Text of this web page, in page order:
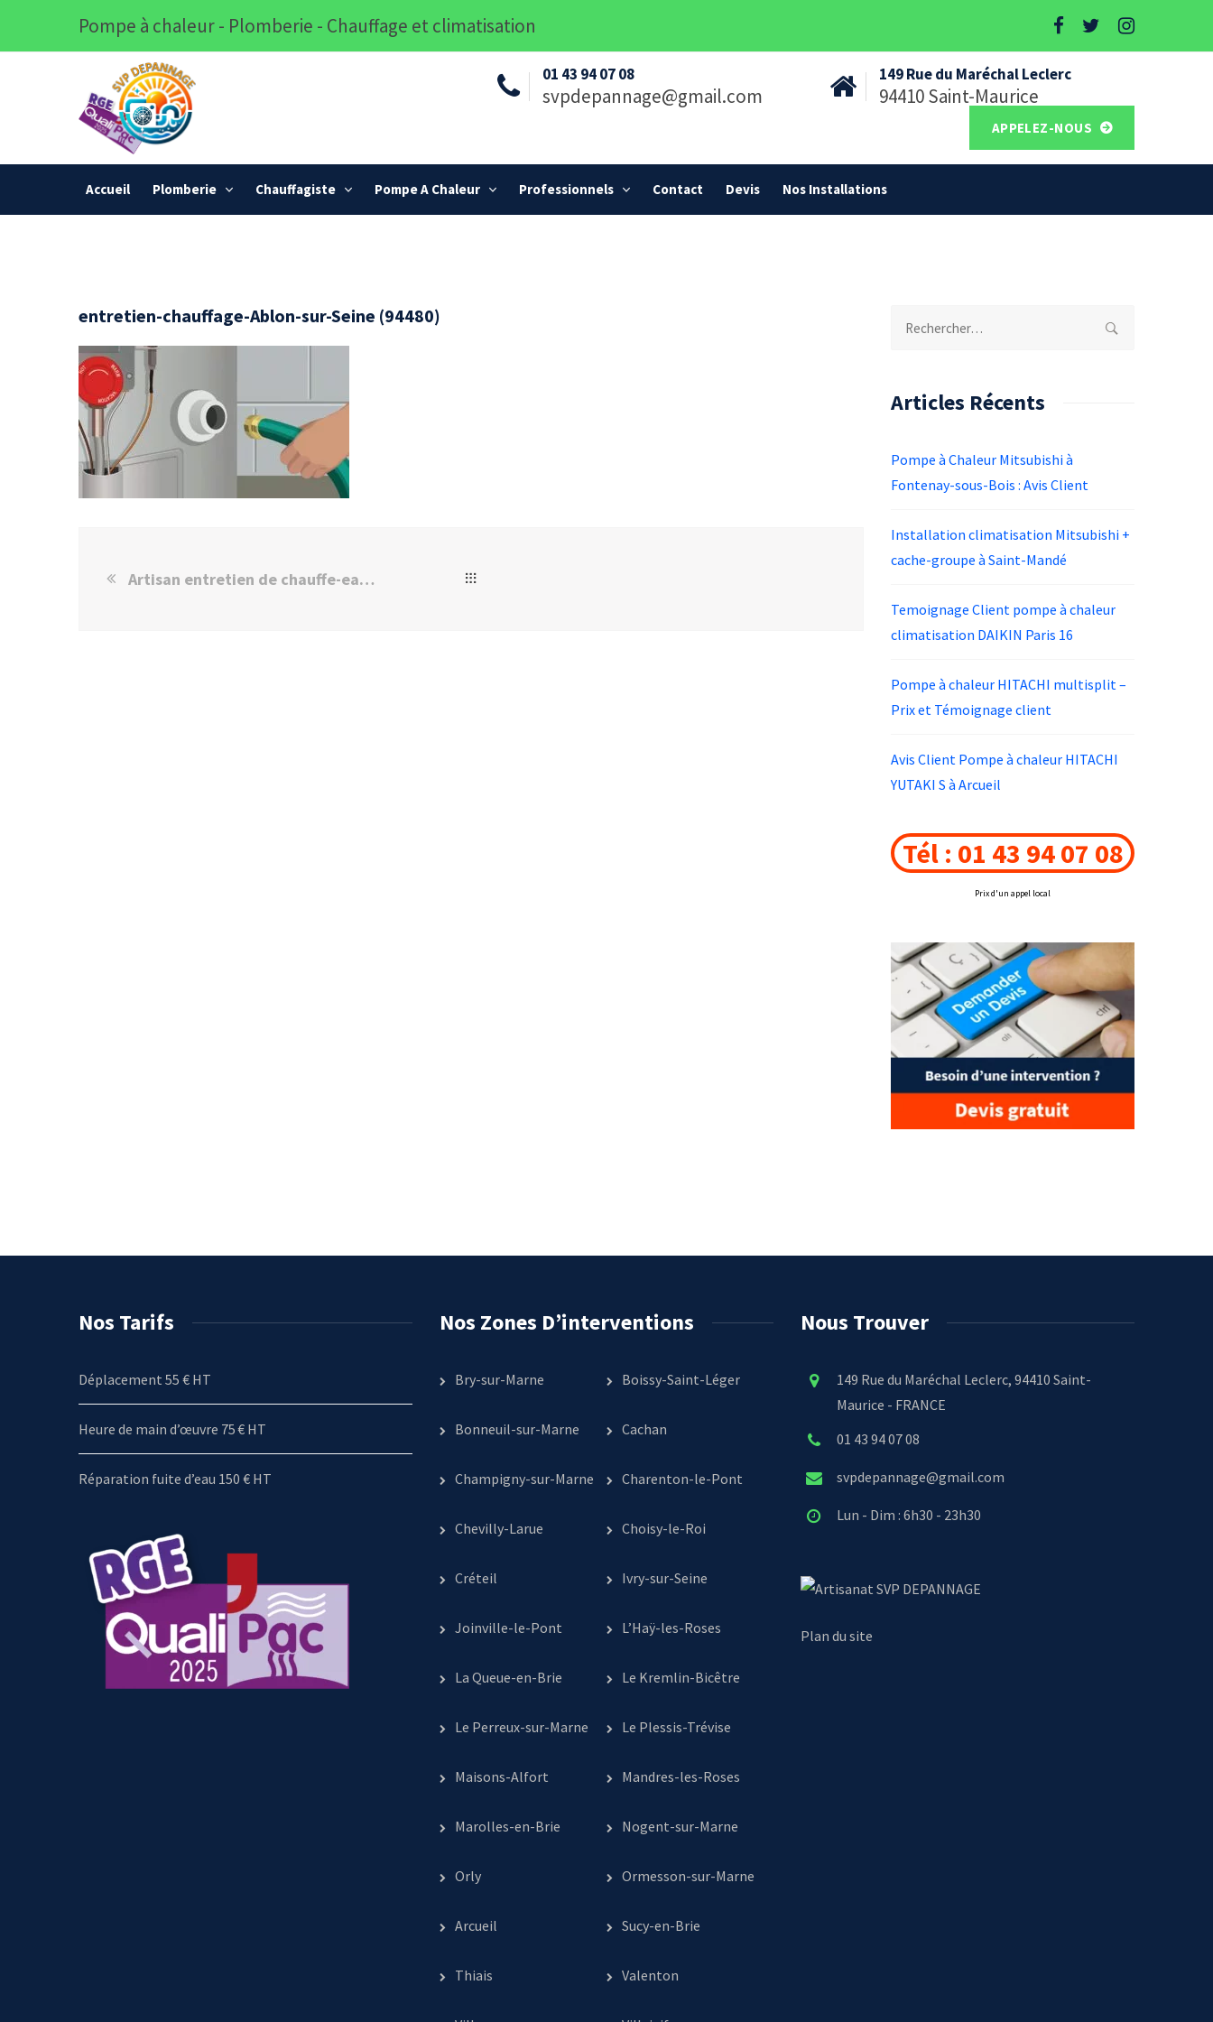
Pompe à chaleur - Plomberie - Chauffage et climatisation
01 43 94 07 08
svpdepannage@gmail.com
149 Rue du Maréchal Leclerc
94410 Saint-Maurice
APPELEZ-NOUS
Accueil Plomberie Chauffagiste Pompe A Chaleur Professionnels Contact Devis Nos Installations
entretien-chauffage-Ablon-sur-Seine (94480)
Artisan entretien de chauffe-eau – Ablon-sur-Seine
Rechercher :
Articles Récents
Pompe à Chaleur Mitsubishi à
Fontenay-sous-Bois : Avis Client
Installation climatisation Mitsubishi +
cache-groupe à Saint-Mandé
Temoignage Client pompe à chaleur
climatisation DAIKIN Paris 16
Pompe à chaleur HITACHI multisplit –
Prix et Témoignage client
Avis Client Pompe à chaleur HITACHI
YUTAKI S à Arcueil
Tél : 01 43 94 07 08
Prix d'un appel local
Nos Tarifs
Déplacement 55 € HT
Heure de main d’œuvre 75 € HT
Réparation fuite d’eau 150 € HT
Nos Zones D’interventions
Bry-sur-Marne Boissy-Saint-Léger
Bonneuil-sur-Marne Cachan
Champigny-sur-Marne Charenton-le-Pont
Chevilly-Larue Choisy-le-Roi
Créteil Ivry-sur-Seine
Joinville-le-Pont L’Haÿ-les-Roses
La Queue-en-Brie Le Kremlin-Bicêtre
Le Perreux-sur-Marne Le Plessis-Trévise
Maisons-Alfort Mandres-les-Roses
Marolles-en-Brie Nogent-sur-Marne
Orly Ormesson-sur-Marne
Arcueil Sucy-en-Brie
Thiais Valenton
Nous Trouver
149 Rue du Maréchal Leclerc, 94410 Saint-
Maurice - FRANCE
01 43 94 07 08
svpdepannage@gmail.com
Lun - Dim : 6h30 - 23h30
SVP DEPANNAGE
Plan du site